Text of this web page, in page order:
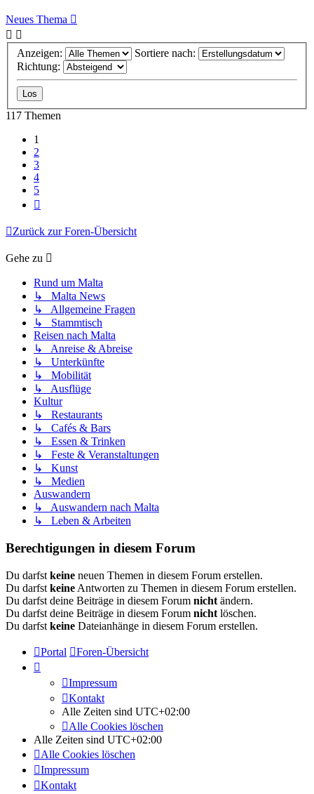
Neues Thema
Anzeigen:
Sortiere nach:
Richtung:
117 Themen
1
2
3
4
5
Zurück zur Foren-Übersicht
Gehe zu
Rund um Malta
↳ Malta News
↳ Allgemeine Fragen
↳ Stammtisch
Reisen nach Malta
↳ Anreise & Abreise
↳ Unterkünfte
↳ Mobilität
↳ Ausflüge
Kultur
↳ Restaurants
↳ Cafés & Bars
↳ Essen & Trinken
↳ Feste & Veranstaltungen
↳ Kunst
↳ Medien
Auswandern
↳ Auswandern nach Malta
↳ Leben & Arbeiten
Berechtigungen in diesem Forum
Du darfst keine neuen Themen in diesem Forum erstellen.
Du darfst keine Antworten zu Themen in diesem Forum erstellen.
Du darfst deine Beiträge in diesem Forum nicht ändern.
Du darfst deine Beiträge in diesem Forum nicht löschen.
Du darfst keine Dateianhänge in diesem Forum erstellen.
Portal Foren-Übersicht
Impressum
Kontakt
Alle Zeiten sind UTC+02:00
Alle Cookies löschen
Alle Zeiten sind UTC+02:00
Alle Cookies löschen
Impressum
Kontakt